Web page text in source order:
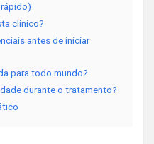
clínico?
antes de iniciar
para todo mundo?
durante o tratamento?